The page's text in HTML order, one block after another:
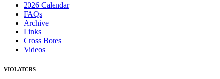
2026 Calendar
FAQs
Archive
Links
Cross Bores
Videos
VIOLATORS